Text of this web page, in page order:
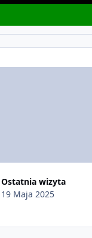
Ostatnia wizyta
19 Maja 2025